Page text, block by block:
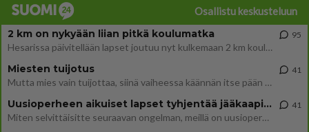
Osallistu keskusteluun
2 km on nykyään liian pitkä koulumatka
Hesarissa päivitellään lapset joutuu nyt kulkemaan 2 km kouluun jösses. Ruostefillarilla tuo matka menee vaikka miten äk
95
Miesten tuijotus
Mutta mies vain tuijottaa, siinä vaiheessa käännän itse pään pois. Mikä juttu? Yleensä jos joku tuijottaa tai katsoo, hä
41
Uusioperheen aikuiset lapset tyhjentää jääkaapin käydessään
Miten selvittäisitte seuraavan ongelman, meillä on uusioperhe, minulla teini-ikäiset lapset ja puolisolla aikuiset, jotk
41